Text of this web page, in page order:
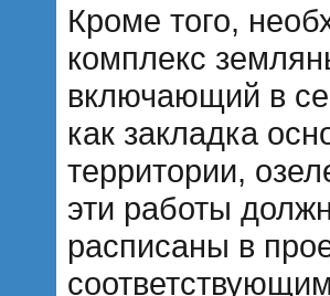
Кроме того,
комплекс
включающий в
как закладка
территории,
эти работы
расписаны в